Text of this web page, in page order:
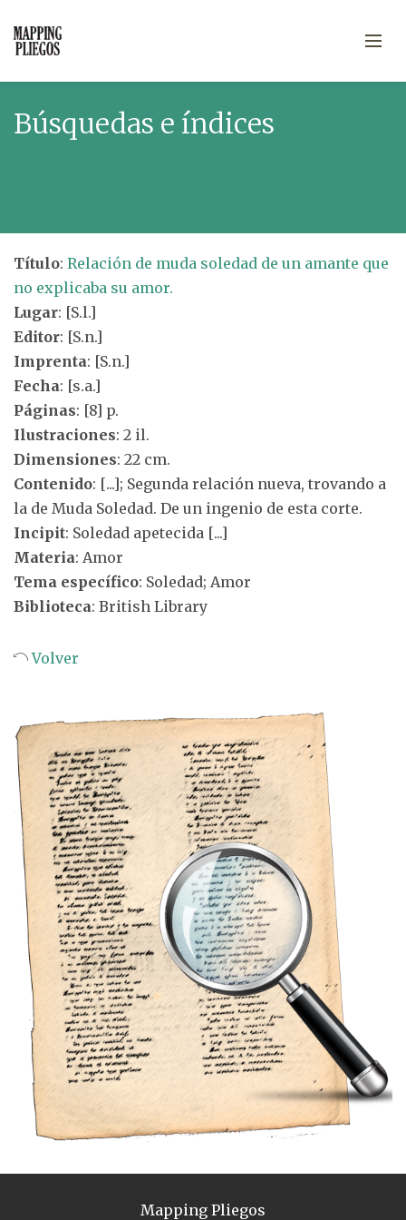
Búsquedas e índices
Título: Relación de muda soledad de un amante que
no explicaba su amor.
Lugar: [S.l.]
Editor: [S.n.]
Imprenta: [S.n.]
Fecha: [s.a.]
Páginas: [8] p.
Ilustraciones: 2 il.
Dimensiones: 22 cm.
Contenido: [...]; Segunda relación nueva, trovando a
la de Muda Soledad. De un ingenio de esta corte.
Incipit: Soledad apetecida [...]
Materia: Amor
Tema específico: Soledad; Amor
Biblioteca: British Library
Volver
Mapping Pliegos